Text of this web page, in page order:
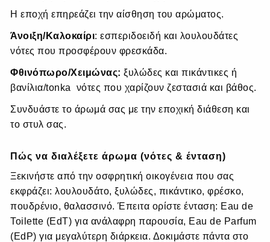
Η εποχή επηρεάζει την αίσθηση του αρώματος.
Άνοιξη/Καλοκαίρι: εσπεριδοειδή και λουλουδάτες
νότες που προσφέρουν φρεσκάδα.
Φθινόπωρο/Χειμώνας: ξυλώδες και πικάντικες ή
βανίλια/tonka νότες που χαρίζουν ζεστασιά και βάθος.
Συνδυάστε το άρωμά σας με την εποχική διάθεση και
το στυλ σας.
Πώς να διαλέξετε άρωμα (νότες & ένταση)
Ξεκινήστε από την οσφρητική οικογένεια που σας
εκφράζει: λουλουδάτο, ξυλώδες, πικάντικο, φρέσκο,
πουδρένιο, θαλασσινό. Έπειτα ορίστε ένταση: Eau de
Toilette (EdT) για ανάλαφρη παρουσία, Eau de Parfum
(EdP) για μεγαλύτερη διάρκεια. Δοκιμάστε πάντα στο